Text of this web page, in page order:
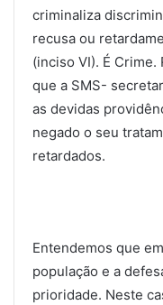
criminaliza
recusa ou
(inciso VI). É
que a SMS-
as devidas
negado o seu
retardados.
Entendemos que
população e a
prioridade. Neste